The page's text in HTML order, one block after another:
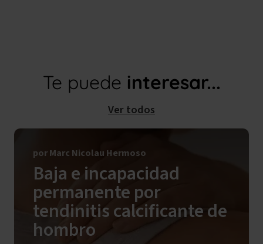
Te puede interesar...
Ver todos
por Marc Nicolau Hermoso
Baja e incapacidad
permanente por
tendinitis calcificante de
hombro